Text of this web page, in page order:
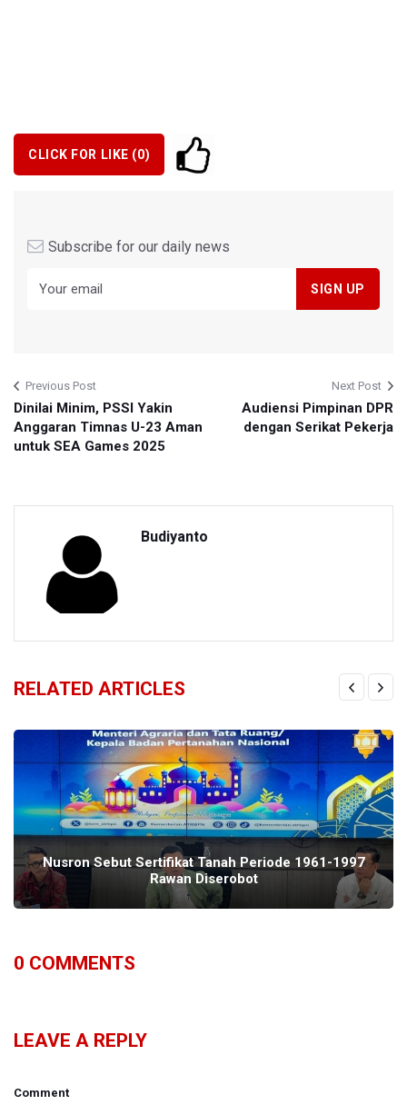
CLICK FOR LIKE (0)
Subscribe for our daily news
Previous Post
Dinilai Minim, PSSI Yakin
Anggaran Timnas U-23 Aman
untuk SEA Games 2025
Next Post
Audiensi Pimpinan DPR
dengan Serikat Pekerja
Budiyanto
RELATED ARTICLES
Nusron Sebut Sertifikat Tanah Periode 1961-1997
Rawan Diserobot
0 COMMENTS
LEAVE A REPLY
Comment